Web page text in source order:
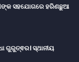
ସହଯୋଗରେ ହରିଣଛୁଆ
ଗୁରୁତ୍ଵର। ସ୍ଥାନୀୟ